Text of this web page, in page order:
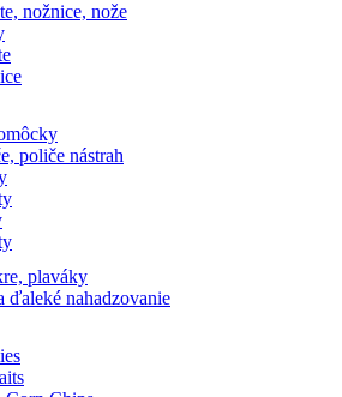
nožnice, nože
poliče nástrah
plaváky
ďaleké nahadzovanie